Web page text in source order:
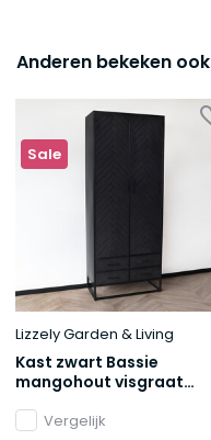
Anderen bekeken ook
Sale
Lizzely Garden & Living
Kast zwart Bassie
mangohout visgraat
mango
Vergelijk